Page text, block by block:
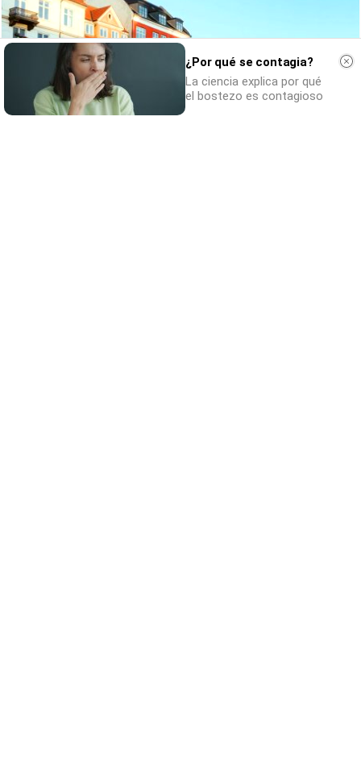
¿Por qué se contagia?
La ciencia explica por qué
el bostezo es contagioso